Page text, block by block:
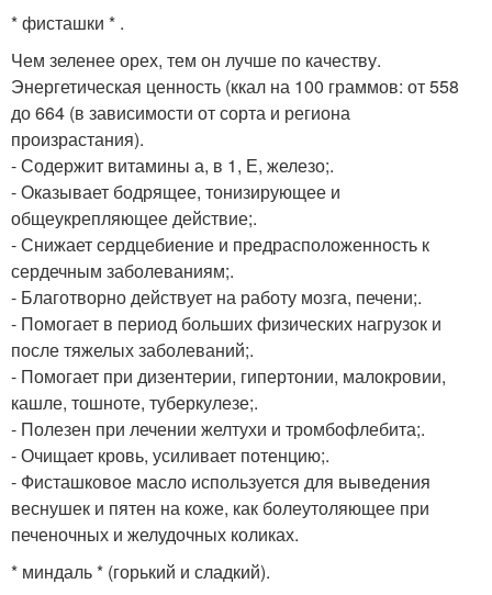
* фисташки * .
Чем зеленее орех, тем он лучше по качеству.
Энергетическая ценность (ккал на 100 граммов: от 558
до 664 (в зависимости от сорта и региона
произрастания).
- Содержит витамины а, в 1, Е, железо;.
- Оказывает бодрящее, тонизирующее и
общеукрепляющее действие;.
- Снижает сердцебиение и предрасположенность к
сердечным заболеваниям;.
- Благотворно действует на работу мозга, печени;.
- Помогает в период больших физических нагрузок и
после тяжелых заболеваний;.
- Помогает при дизентерии, гипертонии, малокровии,
кашле, тошноте, туберкулезе;.
- Полезен при лечении желтухи и тромбофлебита;.
- Очищает кровь, усиливает потенцию;.
- Фисташковое масло используется для выведения
веснушек и пятен на коже, как болеутоляющее при
печеночных и желудочных коликах.
* миндаль * (горький и сладкий).